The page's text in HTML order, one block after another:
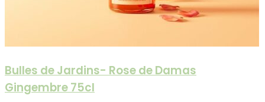
Bulles de Jardins- Rose de Damas
Gingembre 75cl